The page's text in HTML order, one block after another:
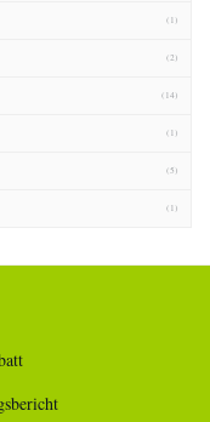
(1)
(2)
(14)
(1)
(5)
(1)